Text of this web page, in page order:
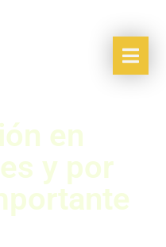
en
y por